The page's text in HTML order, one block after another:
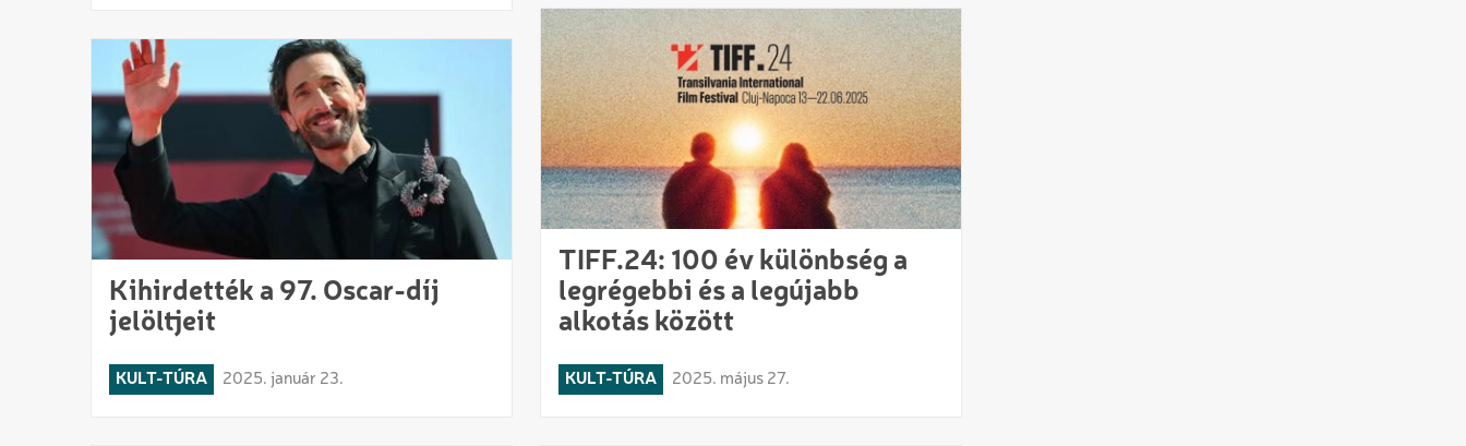
TIFF.24: 100 év különbség a
legrégebbi és a legújabb
alkotás között
KULT-TÚRA 2025. május 27.
Kihirdették a 97. Oscar-díj
jelöltjeit
KULT-TÚRA 2025. január 23.